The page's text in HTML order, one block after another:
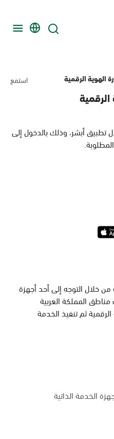
الهوية الرقمية استمع
تطبيق أبشر، وذلك بالدخول إلى
خلال التوجه إلى أحد أجهزة
المملكة العربية
الرقمية ثم تنفيذ الخدمة
الخدمة الذاتية